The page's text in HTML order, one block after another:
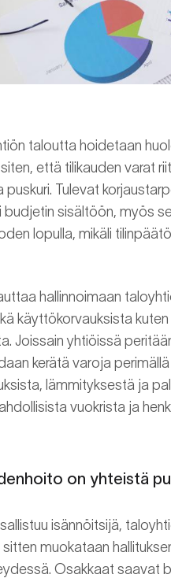
taloutta hoidetaan
että tilikauden varat
Tulevat
sisältöön, myös
lopulla, mikäli
hallinnoimaan
käyttökorvauksista
Joissain yhtiöissä
kerätä varoja
lämmityksestä ja
vuokrista ja
on yhteistä
isännöitsijä,
muokataan
Osakkaat saavat